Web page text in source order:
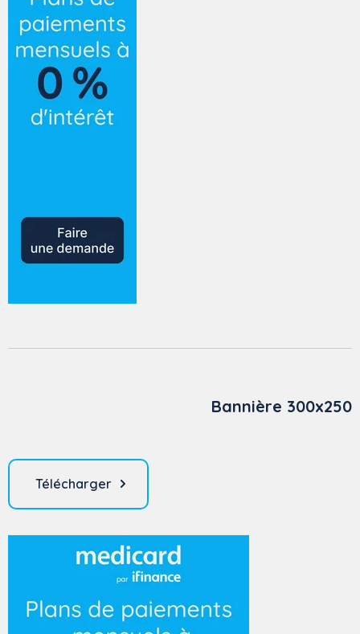
Bannière 300x250
Télécharger